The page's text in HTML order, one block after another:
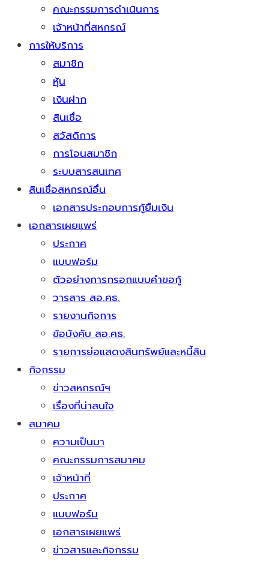
คณะกรรมการดำเนินการ
เจ้าหน้าที่สหกรณ์
การให้บริการ
สมาชิก
หุ้น
เงินฝาก
สินเชื่อ
สวัสดิการ
การโอนสมาชิก
ระบบสารสนเทศ
สินเชื่อสหกรณ์อื่น
เอกสารประกอบการกู้ยืมเงิน
เอกสารเผยแพร่
ประกาศ
แบบฟอร์ม
ตัวอย่างการกรอกแบบคำขอกู้
วารสาร สอ.ศธ.
รายงานกิจการ
ข้อบังคับ สอ.ศธ.
รายการย่อแสดงสินทรัพย์และหนี้สิน
กิจกรรม
ข่าวสหกรณ์ฯ
เรื่องที่น่าสนใจ
สมาคม
ความเป็นมา
คณะกรรมการสมาคม
เจ้าหน้าที่
ประกาศ
แบบฟอร์ม
เอกสารเผยแพร่
ข่าวสารและกิจกรรม